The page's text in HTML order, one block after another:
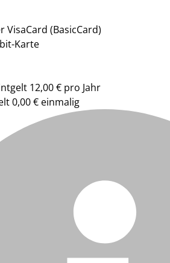
VisaCard (BasicCard)
Karte
12,00 € pro Jahr
0,00 € einmalig